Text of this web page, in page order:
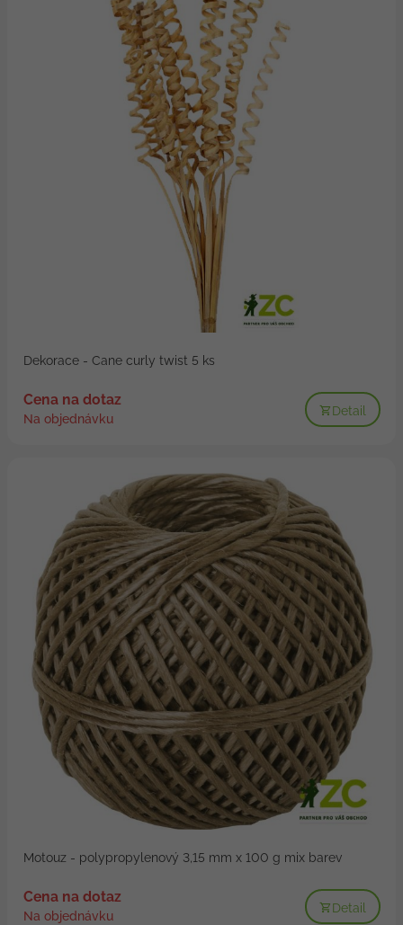
Dekorace - Cane curly twist 5 ks
Cena na dotaz
Na objednávku
Detail
Motouz - polypropylenový 3,15 mm x 100 g mix barev
Cena na dotaz
Na objednávku
Detail